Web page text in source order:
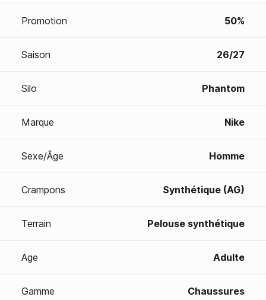
Promotion 50%
Saison 26/27
Silo Phantom
Marque Nike
Sexe/Âge Homme
Crampons Synthétique (AG)
Terrain Pelouse synthétique
Age Adulte
Gamme Chaussures